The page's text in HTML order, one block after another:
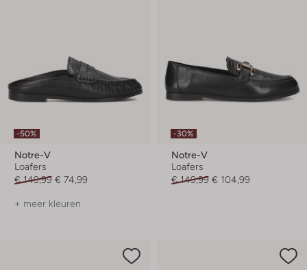
-50%
Notre-V
Loafers
€ 149,99 € 74,99
+ meer kleuren
-30%
Notre-V
Loafers
€ 149,99 € 104,99